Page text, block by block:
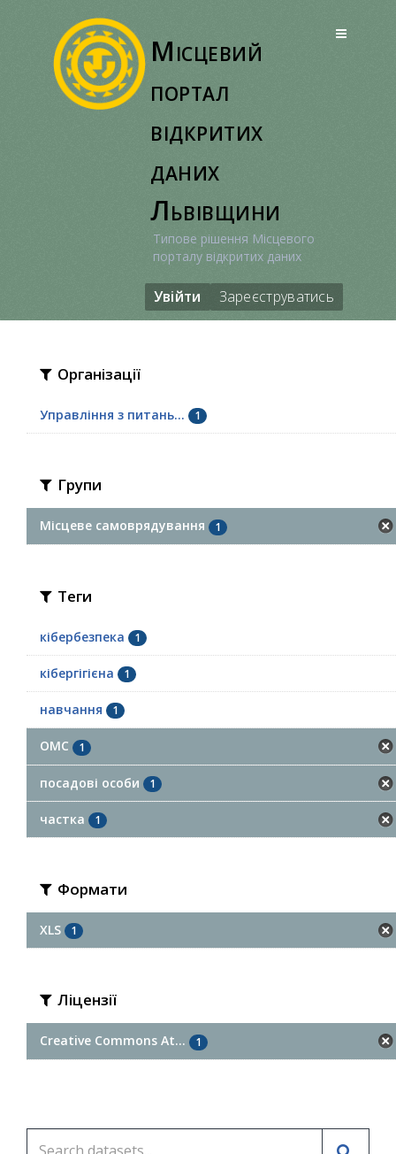
Місцевий
портал
відкритих
даних
Львівщини
Типове рішення Місцевого
порталу відкритих даних
Увійти Зареєструватись
Організації
Управління з питань... 1
Групи
Місцеве самоврядування 1
Теги
кібербезпека 1
кібергігієна 1
навчання 1
ОМС 1
посадові особи 1
частка 1
Формати
XLS 1
Ліцензії
Creative Commons At... 1